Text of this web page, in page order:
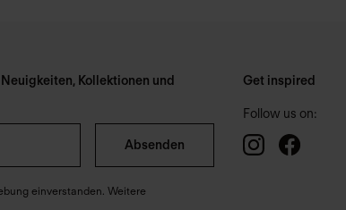
Kollektionen und
Absenden
einverstanden. Weitere
Get inspired
Follow us on: